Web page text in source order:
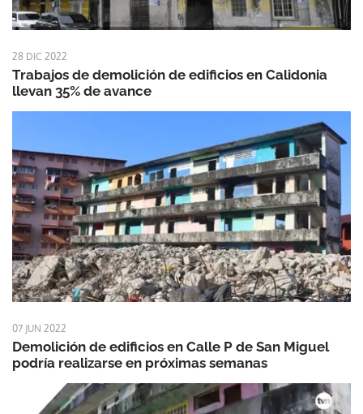
28 DIC 2022
Trabajos de demolición de edificios en Calidonia
llevan 35% de avance
07 JUN 2022
Demolición de edificios en Calle P de San Miguel
podría realizarse en próximas semanas